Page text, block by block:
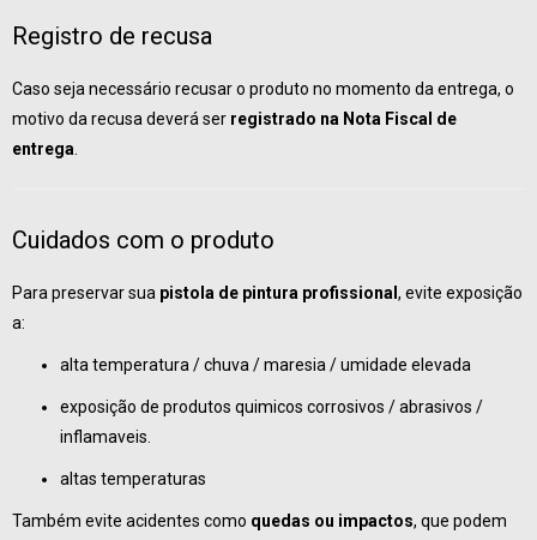
Registro de recusa
Caso seja necessário recusar o produto no momento da entrega, o
motivo da recusa deverá ser registrado na Nota Fiscal de
entrega.
Cuidados com o produto
Para preservar sua pistola de pintura profissional , evite exposição
a:
alta temperatura / chuva / maresia / umidade elevada
exposição de produtos quimicos corrosivos / abrasivos /
inflamaveis.
altas temperaturas
Também evite acidentes como quedas ou impactos, que podem